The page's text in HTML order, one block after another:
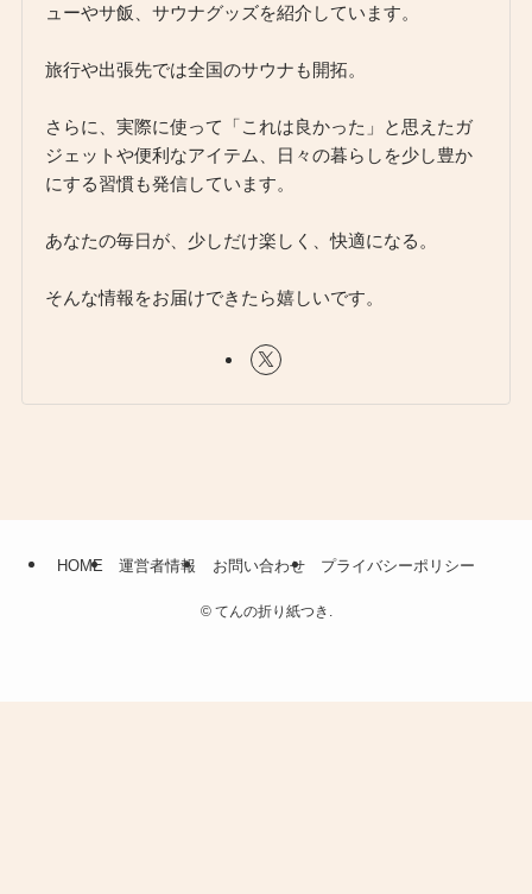
ューやサ飯、サウナグッズを紹介しています。
旅行や出張先では全国のサウナも開拓。
さらに、実際に使って「これは良かった」と思えたガ
ジェットや便利なアイテム、日々の暮らしを少し豊か
にする習慣も発信しています。
あなたの毎日が、少しだけ楽しく、快適になる。
そんな情報をお届けできたら嬉しいです。
HOME 運営者情報 お問い合わせ プライバシーポリシー
©てんの折り紙つき.